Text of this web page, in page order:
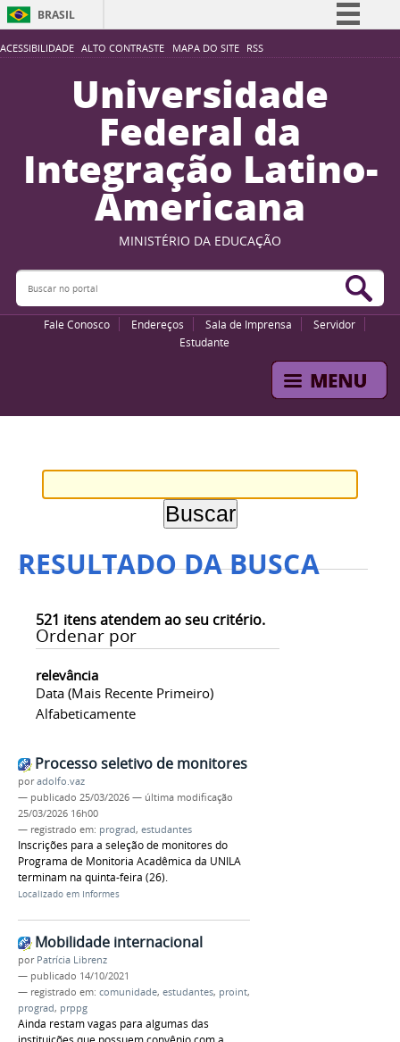
ACESSIBILIDADE ALTO CONTRASTE MAPA DO SITE RSS
BRASIL
Simplifique!
Participe
Acesso à informação
Legislação
Canais
Universidade
Federal da
Integração Latino-
Americana
MINISTÉRIO DA EDUCAÇÃO
Buscar no portal
Fale Conosco Endereços Sala de Imprensa
Servidor
Estudante
RESULTADO DA BUSCA
521 itens atendem ao seu critério.
Ordenar por
relevância
Data (mais Recente Primeiro)
Alfabeticamente
Processo seletivo de monitores
poradolfo.vaz
— publicado 25/03/2026 — última modificação
25/03/2026 16h00
— registrado em: prograd, estudantes
Inscrições para a seleção de monitores do
Programa de Monitoria Acadêmica da UNILA
terminam na quinta-feira (26).
Localizado em Informes
Mobilidade internacional
por Patrícia Librenz
— publicado 14/10/2021
— registrado em: comunidade, estudantes, proint,
prograd, prppg
Ainda restam vagas para algumas das